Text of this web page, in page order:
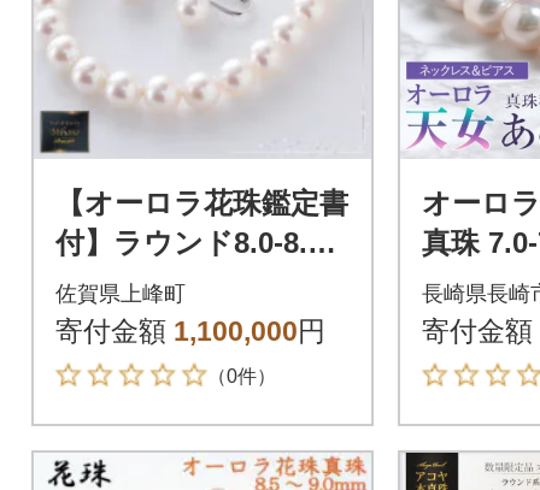
【オーロラ花珠鑑定書
付】ラウンド8.0-8.5m
mアコヤ真珠ネックレ
ス・イヤリングセッ
ト(上峰町)
佐賀県上峰町
寄付金額 1,100,000円
（0件）
オーロ
真珠
クレス
パール
長崎県長崎
寄付金額